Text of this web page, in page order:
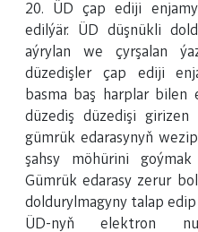
20. ÜD çap ediji
edilýär. ÜD düşnükli
aýrylan we çyrşalan
düzedişler çap ediji
basma baş harplar
düzediş düzedişi girizen
gümrük edarasynyň
şahsy möhürini goýmak
Gümrük edarasy zerur
doldurylmagyny talap edip
ÜD-nyň elektron